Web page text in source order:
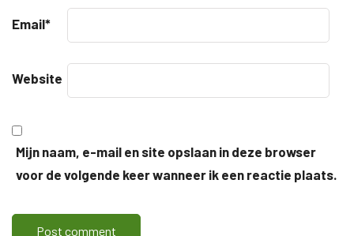
Email*
Website
Mijn naam, e-mail en site opslaan in deze browser
voor de volgende keer wanneer ik een reactie plaats.